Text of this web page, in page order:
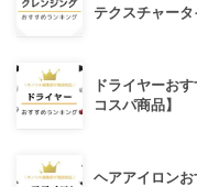
テクスチャータ
ドライヤーお
コスパ商品】
ヘアアイロン